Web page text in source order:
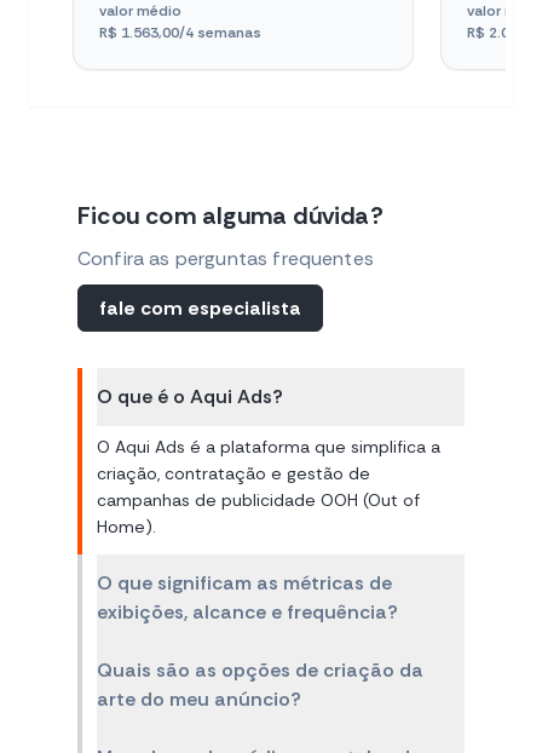
valor médio
R$ 1.563,00/4 semanas
valor
R$
Ficou com alguma dúvida?
Confira as perguntas frequentes
fale com especialista
O que é o Aqui Ads?
O Aqui Ads é a plataforma que simplifica a
criação, contratação e gestão de
campanhas de publicidade OOH (Out of
Home).
O que significam as métricas de
exibições, alcance e frequência?
Quais são as opções de criação da
arte do meu anúncio?